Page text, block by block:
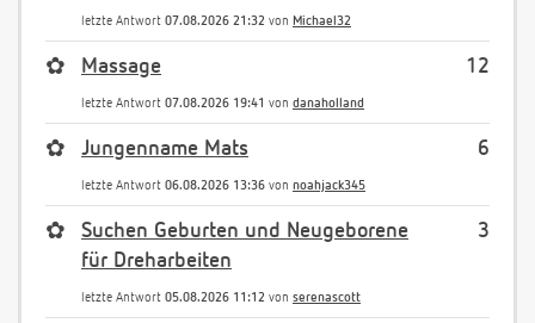
letzte Antwort 07.08.2026 21:32 von Michael32
12
✿ Massage
letzte Antwort 07.08.2026 19:41 von danaholland
6
✿ Jungenname Mats
letzte Antwort 06.08.2026 13:36 von noahjack345
3
✿
Suchen Geburten und Neugeborene
für Dreharbeiten
letzte Antwort 05.08.2026 11:12 von serenascott